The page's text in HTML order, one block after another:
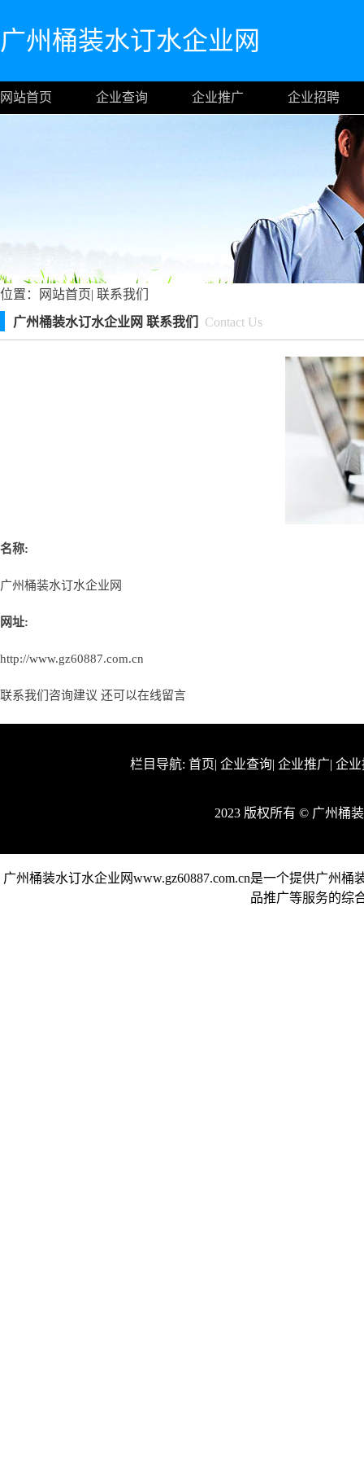
广州桶装水订水企业网
网站首页 企业查询 企业推广 企业招聘
位置： 网站首页| 联系我们
广州桶装水订水企业网 联系我们
Contact Us
名称:
广州桶装水订水企业网
网址:
http://www.gz60887.com.cn
联系我们咨询建议 还可以在线留言
栏目导航: 首页| 企业查询| 企业推广| 企
2023 版权所有 © 广州桶
广州桶装水订水企业网www.gz60887.com.cn是一个提供广州
品推广等服务的综